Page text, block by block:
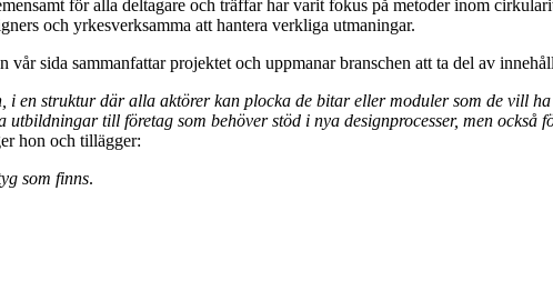
för alla deltagare och träffar har varit fokus på metoder inom
och yrkesverksamma att hantera verkliga utmaningar.
sida sammanfattar projektet och uppmanar branschen att ta del av
en struktur där alla aktörer kan plocka de bitar eller moduler som de vill
till företag som behöver stöd i nya designprocesser, men också
hon och tillägger:
som finns.